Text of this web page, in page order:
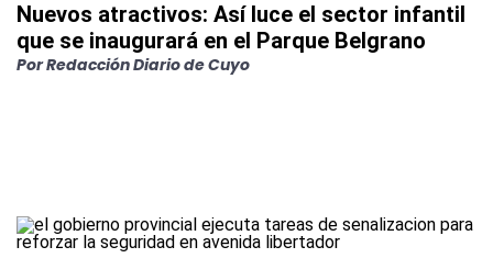
Nuevos atractivos: Así luce el sector infantil
que se inaugurará en el Parque Belgrano
PorRedacción Diario de Cuyo